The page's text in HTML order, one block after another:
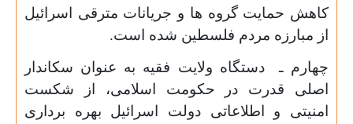
کاهش حمایت گروه ها و جریانات مترقی اسرائیل
از مبارزه مردم فلسطین شده است.
چهارم ـ دستگاه ولایت فقیه به عنوان سکاندار
اصلی قدرت در حکومت اسلامی، از شکست
امنیتی و اطلاعاتی دولت اسرائیل بهره برداری